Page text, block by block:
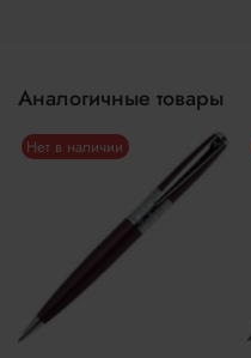
Аналогичные товары
Нет в наличии